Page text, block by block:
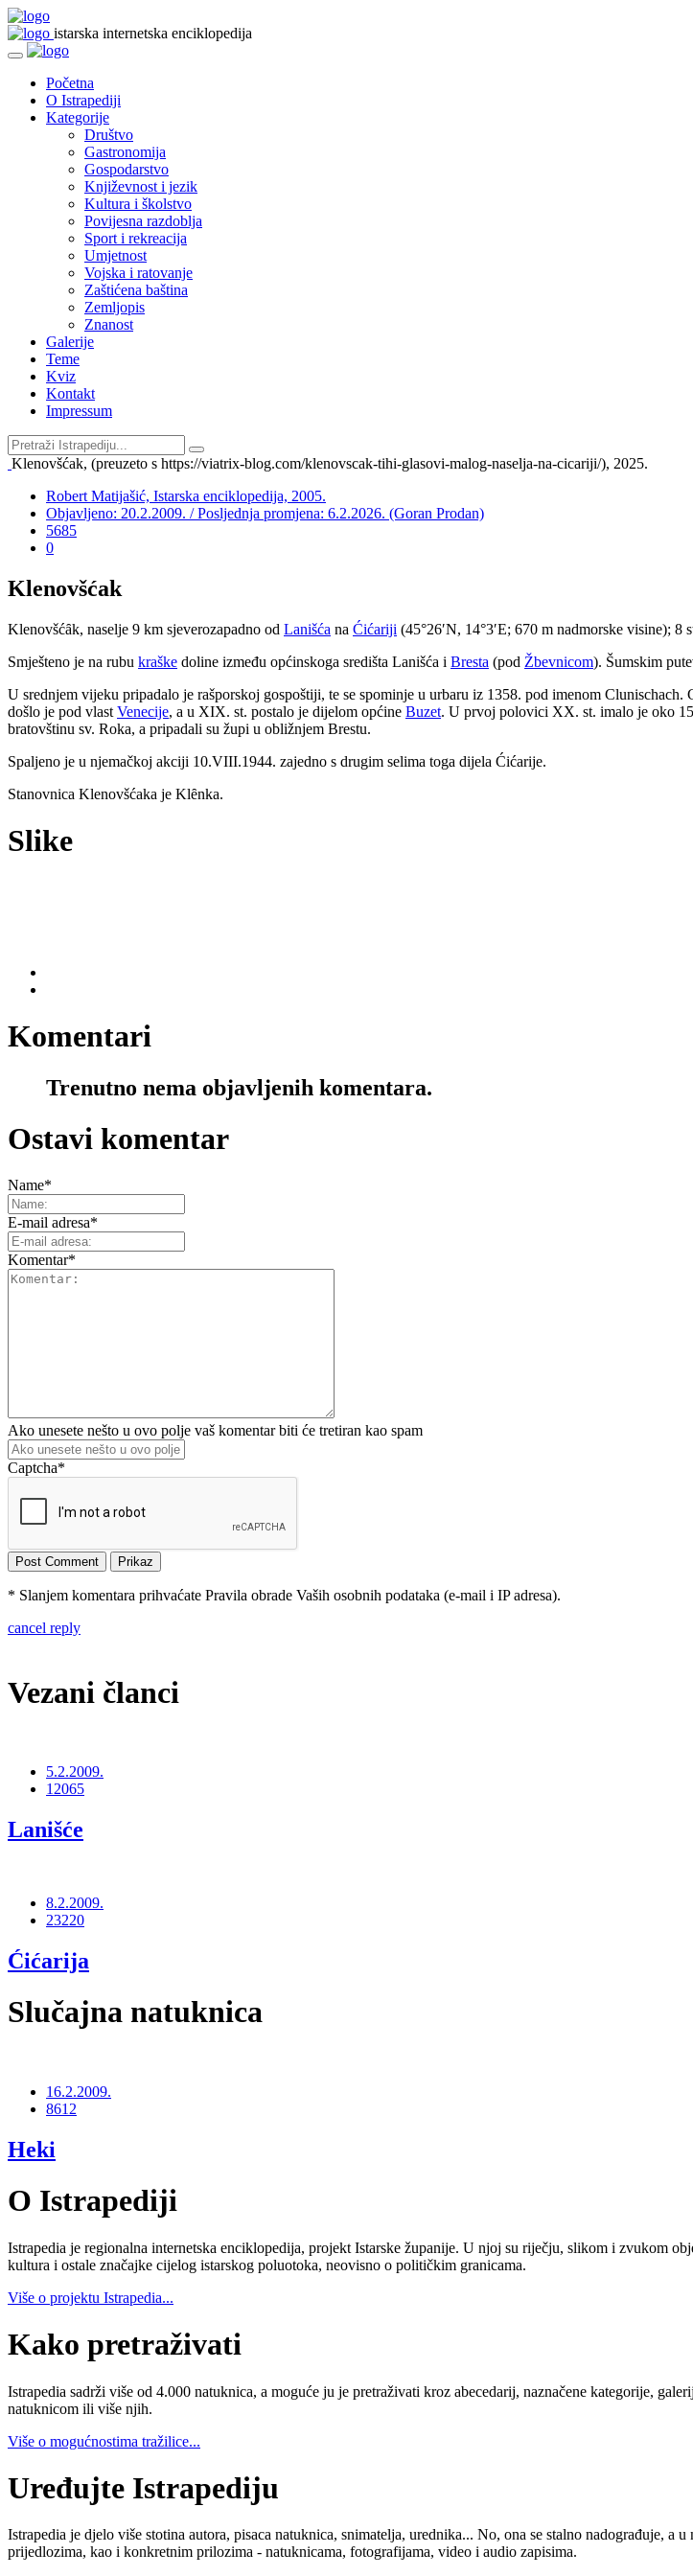
istarska internetska enciklopedija
Početna
O Istrapediji
Kategorije
Društvo
Gastronomija
Gospodarstvo
Književnost i jezik
Kultura i školstvo
Povijesna razdoblja
Sport i rekreacija
Umjetnost
Vojska i ratovanje
Zaštićena baština
Zemljopis
Znanost
Galerije
Teme
Kviz
Kontakt
Impressum
Klenovšćak, (preuzeto s https://viatrix-blog.com/klenovscak-tihi-glasovi-malog-naselja-na-cicariji/), 2025.
Robert Matijašić, Istarska enciklopedija, 2005.
Objavljeno: 20.2.2009. / Posljednja promjena: 6.2.2026. (Goran Prodan)
5685
0
Klenovšćak
Klenovšćȃk, naselje 9 km sjeverozapadno od Lanišća na Ćićariji (45°26′N, 14°3′E; 670 m nadmorske visine); 8
Smješteno je na rubu kraške doline između općinskoga središta Lanišća i Bresta (pod Žbevnicom). Šumskim
U srednjem vijeku pripadalo je rašporskoj gospoštiji, te se spominje u urbaru iz 1358. pod imenom
došlo je pod vlast Venecije, a u XIX. st. postalo je dijelom općine Buzet. U prvoj polovici XX. st. imalo je oko
bratovštinu sv. Roka, a pripadali su župi u obližnjem Brestu.
Spaljeno je u njemačkoj akciji 10.VIII.1944. zajedno s drugim selima toga dijela Ćićarije.
Stanovnica Klenovšćaka je Klȇnka.
Slike
Komentari
Trenutno nema objavljenih komentara.
Ostavi komentar
Name*
E-mail adresa*
Komentar*
Ako unesete nešto u ovo polje vaš komentar biti će tretiran kao spam
Captcha*
* Slanjem komentara prihvaćate Pravila obrade Vaših osobnih podataka (e-mail i IP adresa).
cancel reply
Vezani članci
5.2.2009.
12065
Lanišće
8.2.2009.
23220
Ćićarija
Slučajna natuknica
16.2.2009.
8612
Heki
O Istrapediji
Istrapedia je regionalna internetska enciklopedija, projekt Istarske županije. U njoj su riječju, slikom i zvukom
kultura i ostale značajke cijelog istarskog poluotoka, neovisno o političkim granicama.
Više o projektu Istrapedia...
Kako pretraživati
Istrapedia sadrži više od 4.000 natuknica, a moguće ju je pretraživati kroz abecedarij, naznačene kategorije,
natuknicom ili više njih.
Više o mogućnostima tražilice...
Uređujte Istrapediju
Istrapedia je djelo više stotina autora, pisaca natuknica, snimatelja, urednika... No, ona se stalno nadograđuje,
prijedlozima, kao i konkretnim prilozima - natuknicama, fotografijama, video i audio zapisima.